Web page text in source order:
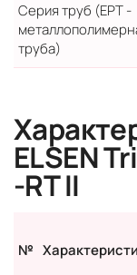
Серия труб (EPТ -
труба)
ELSEN
-RT II
№